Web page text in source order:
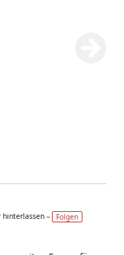
hinterlassen –
Folgen